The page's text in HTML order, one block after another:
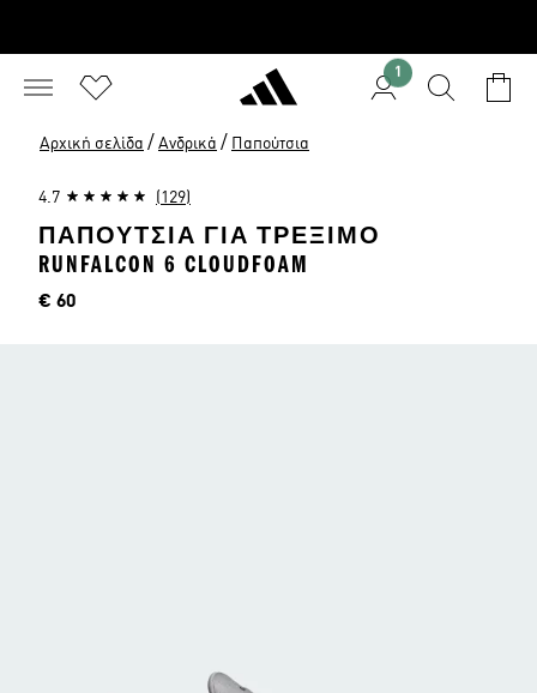
1
Αρχική σελίδα / Ανδρικά / Παπούτσια
4.7 (129)
ΠΑΠΟΎΤΣΙΑ ΓΙΑ ΤΡΈΞΙΜΟ
RUNFALCON 6 CLOUDFOAM
Τιμή
€ 60